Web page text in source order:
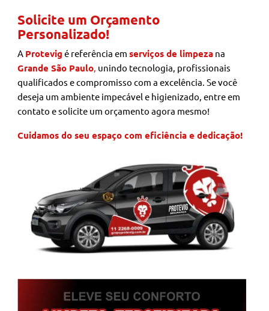
Solicite um Orçamento
Personalizado!
A Protevig é referência emserviços de limpeza na
Grande São Paulo unindo tecnologia, profissionais
qualificados e compromisso com a excelência. Se você
deseja um ambiente impecável e higienizado, entre em
contato e solicite um orçamento agora mesmo!
Cuidamos do seu espaço com eficiência e dedicação!